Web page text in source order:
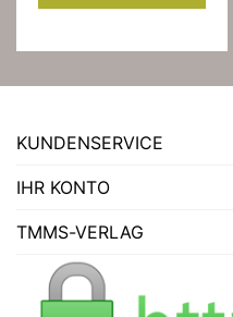
KUNDENSERVICE
IHR KONTO
TMMS-VERLAG